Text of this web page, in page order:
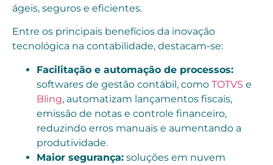
ágeis, seguros e eficientes.
Entre os principais benefícios da inovação
tecnológica na contabilidade, destacam-se:
Facilitação e automação de processos:
softwares de gestão contábil, como TOTVS e
Bling, automatizam lançamentos fiscais,
emissão de notas e controle financeiro,
reduzindo erros manuais e aumentando a
produtividade.
Maior segurança: soluções em nuvem